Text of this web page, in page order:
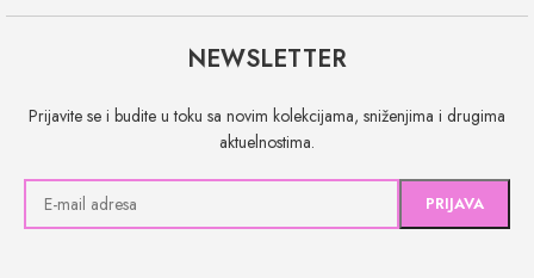
NEWSLETTER
Prijavite se i budite u toku sa novim kolekcijama, sniženjima i drugima
aktuelnostima.